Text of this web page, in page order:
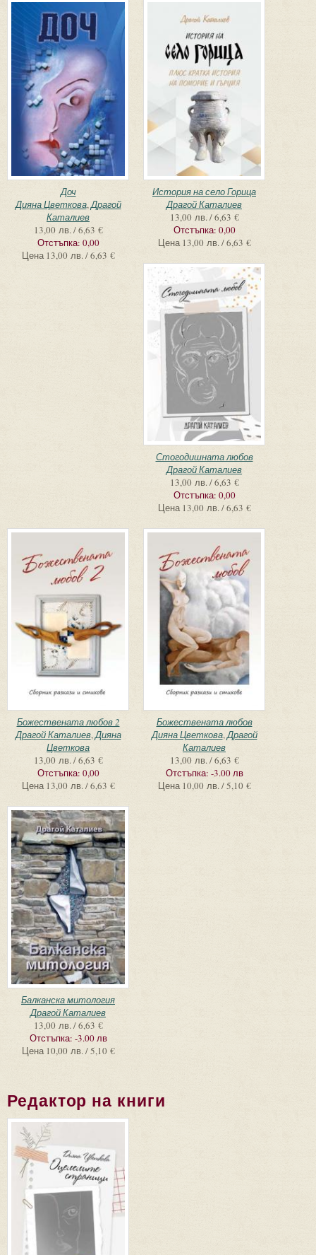
Доч
Дияна Цветкова,Драгой
Каталиев
13,00 лв. / 6,63 €
Отстъпка: 0,00
Цена 13,00 лв. / 6,63 €
История на село Горица
Драгой Каталиев
13,00 лв. / 6,63 €
Отстъпка: 0,00
Цена 13,00 лв. / 6,63 €
Стогодишната любов
Драгой Каталиев
13,00 лв. / 6,63 €
Отстъпка: 0,00
Цена 13,00 лв. / 6,63 €
Божествената любов 2
Драгой Каталиев,Дияна
Цветкова
13,00 лв. / 6,63 €
Отстъпка: 0,00
Цена 13,00 лв. / 6,63 €
Божествената любов
Дияна Цветкова,Драгой
Каталиев
13,00 лв. / 6,63 €
Отстъпка: -3.00 лв
Цена 10,00 лв. / 5,10 €
Балканска митология
Драгой Каталиев
13,00 лв. / 6,63 €
Отстъпка: -3.00 лв
Цена 10,00 лв. / 5,10 €
Редактор на книги